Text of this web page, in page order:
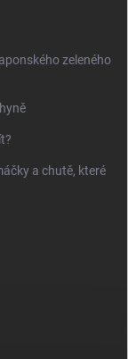
zeleného
a chutě, které